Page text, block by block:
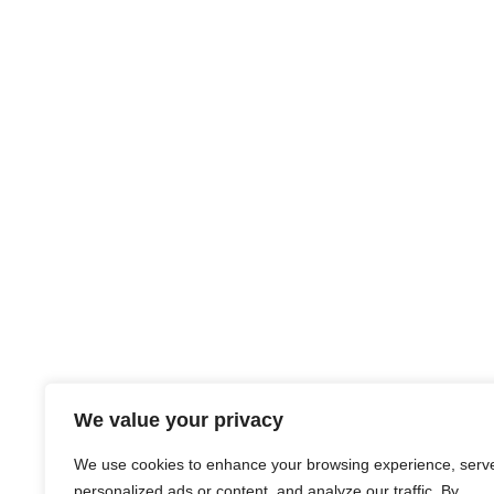
We value your privacy
We use cookies to enhance your browsing experience,
personalized ads or content, and analyze our traffic. By